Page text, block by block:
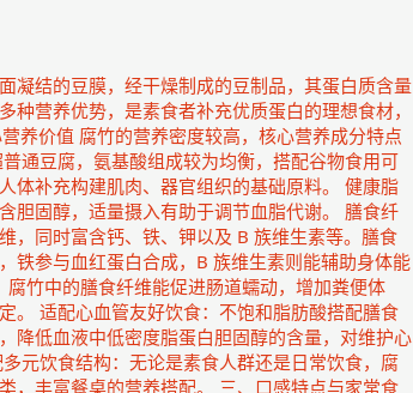
凝结的豆膜，经干燥制成的豆制品，其蛋白质含量
营养优势，是素食者补充优质蛋白的理想食材，
养价值 腐竹的营养密度较高，核心营养成分特点
通豆腐，氨基酸组成较为均衡，搭配谷物食用可
体补充构建肌肉、器官组织的基础原料。 健康脂
胆固醇，适量摄入有助于调节血脂代谢。 膳食纤
，同时富含钙、铁、钾以及 B 族维生素等。膳食
铁参与血红蛋白合成，B 族维生素则能辅助身体能
竹中的膳食纤维能促进肠道蠕动，增加粪便体
。 适配心血管友好饮食：不饱和脂肪酸搭配膳食
降低血液中低密度脂蛋白胆固醇的含量，对维护心
元饮食结构：无论是素食人群还是日常饮食，腐
，丰富餐桌的营养搭配。 三、口感特点与家常食